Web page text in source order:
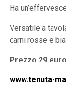
Ha
Versatile a
carni rosse e
Prezzo 29 euro
www.tenuta-